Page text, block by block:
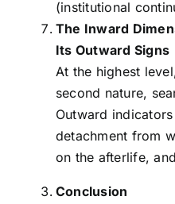
(institutional
The Inward
Its Outward Signs
At the highest
second nature,
Outward
detachment from
on the afterlife,
Conclusion